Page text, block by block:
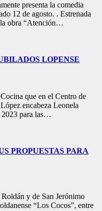
presenta la comedia
12 de agosto. . Estrenada
la obra “Atención…
LOPENSE
que en el Centro de
encabeza Leonela
2023 para las…
PROPUESTAS PARA
y de San Jerónimo
“Los Cocos”, entre